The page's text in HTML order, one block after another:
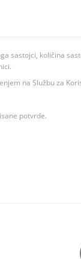
sastojci, količina
na Službu za
potvrde.